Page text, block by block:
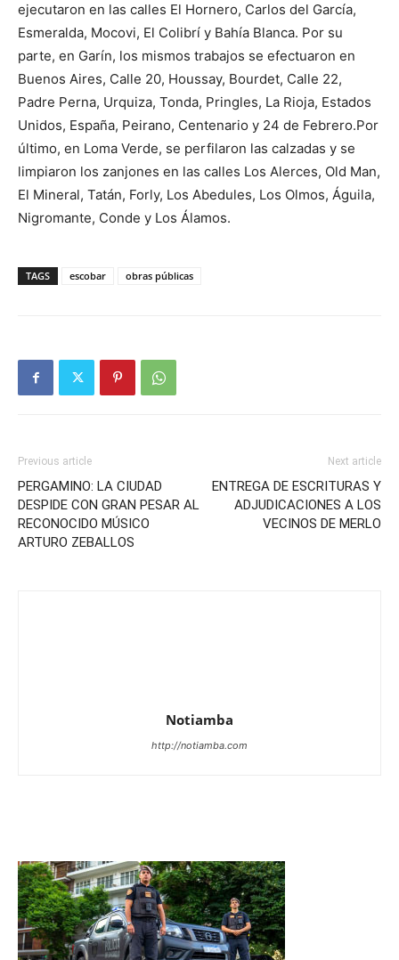
ejecutaron en las calles El Hornero, Carlos del García,
Esmeralda, Mocovi, El Colibrí y Bahía Blanca. Por su
parte, en Garín, los mismos trabajos se efectuaron en
Buenos Aires, Calle 20, Houssay, Bourdet, Calle 22,
Padre Perna, Urquiza, Tonda, Pringles, La Rioja, Estados
Unidos, España, Peirano, Centenario y 24 de Febrero.Por
último, en Loma Verde, se perfilaron las calzadas y se
limpiaron los zanjones en las calles Los Alerces, Old Man,
El Mineral, Tatán, Forly, Los Abedules, Los Olmos, Águila,
Nigromante, Conde y Los Álamos.
TAGS escobar obras públicas
Previous article
PERGAMINO: LA CIUDAD
DESPIDE CON GRAN PESAR AL
RECONOCIDO MÚSICO
ARTURO ZEBALLOS
Next article
ENTREGA DE ESCRITURAS Y
ADJUDICACIONES A LOS
VECINOS DE MERLO
Notiamba
http://notiamba.com